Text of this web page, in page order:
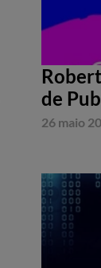
de
26 maio